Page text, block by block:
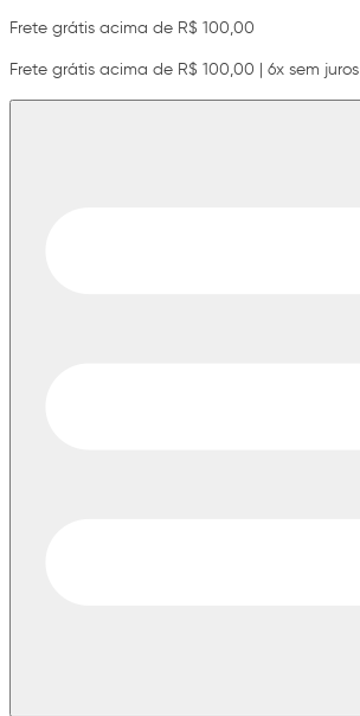
Frete grátis acima de R$ 100,00
Frete grátis acima de R$ 100,00 | 6x sem juros